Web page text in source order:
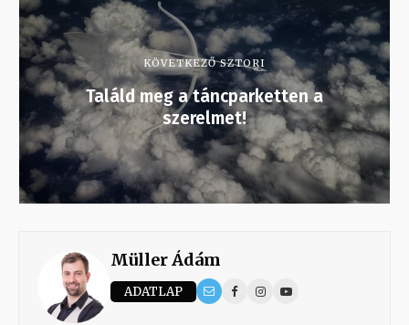
KÖVETKEZŐ SZTORI
Találd meg a táncparketten a
szerelmet!
Müller Ádám
ADATLAP